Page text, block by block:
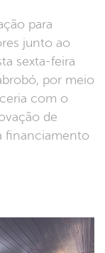
junto ao
sexta-feira
por meio
com o
de
financiamento